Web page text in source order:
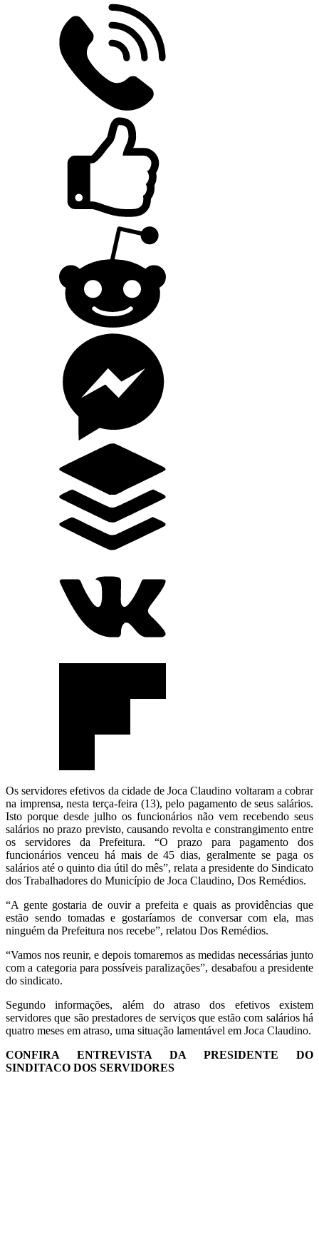
Os servidores efetivos da cidade de Joca Claudino voltaram a cobrar
na imprensa, nesta terça-feira (13), pelo pagamento de seus salários.
Isto porque desde julho os funcionários não vem recebendo seus
salários no prazo previsto, causando revolta e constrangimento entre
os servidores da Prefeitura. “O prazo para pagamento dos
funcionários venceu há mais de 45 dias, geralmente se paga os
salários até o quinto dia útil do mês”, relata a presidente do Sindicato
dos Trabalhadores do Município de Joca Claudino, Dos Remédios.
“A gente gostaria de ouvir a prefeita e quais as providências que
estão sendo tomadas e gostaríamos de conversar com ela, mas
ninguém da Prefeitura nos recebe”, relatou Dos Remédios.
“Vamos nos reunir, e depois tomaremos as medidas necessárias junto
com a categoria para possíveis paralizações”, desabafou a presidente
do sindicato.
Segundo informações, além do atraso dos efetivos existem
servidores que são prestadores de serviços que estão com salários há
quatro meses em atraso, uma situação lamentável em Joca Claudino.
CONFIRA ENTREVISTA DA PRESIDENTE DO
SINDITACO DOS SERVIDORES